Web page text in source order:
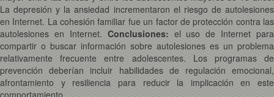
La depresión y la ansiedad incrementaron el riesgo de autolesiones
en Internet. La cohesión familiar fue un factor de protección contra las
autolesiones en Internet. Conclusiones: el uso de Internet para
compartir o buscar información sobre autolesiones es un problema
relativamente frecuente entre adolescentes. Los programas de
prevención deberían incluir habilidades de regulación emocional,
afrontamiento y resiliencia para reducir la implicación en este
comportamiento.